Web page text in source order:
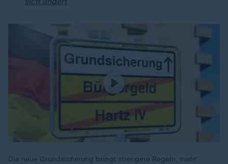
Die neue Grundsicherung bringt strengere Regeln, mehr